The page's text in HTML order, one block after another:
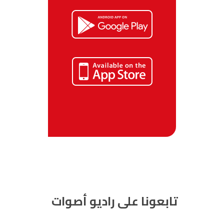
تابعونا على راديو أصوات